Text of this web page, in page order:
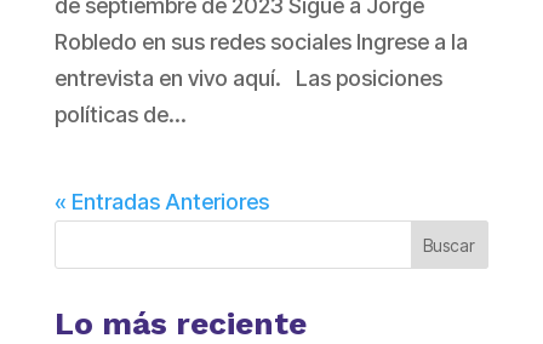
de septiembre de 2023 Sigue a Jorge
Robledo en sus redes sociales Ingrese a la
entrevista en vivo aquí. Las posiciones
políticas de...
« Entradas Anteriores
Buscar
Lo más reciente